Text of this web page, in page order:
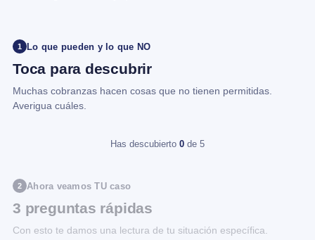
1 Lo que pueden y lo que NO
Toca para descubrir
Muchas cobranzas hacen cosas que no tienen permitidas.
Averigua cuáles.
Has descubierto 0 de 5
2 Ahora veamos TU caso
3 preguntas rápidas
Con esto te damos una lectura de tu situación específica.